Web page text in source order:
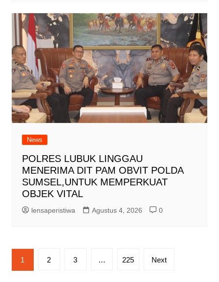
News
POLRES LUBUK LINGGAU
MENERIMA DIT PAM OBVIT POLDA
SUMSEL,UNTUK MEMPERKUAT
OBJEK VITAL
lensaperistiwa Agustus 4, 2026 0
Paginasi
pos
1 2 3 … 225 Next